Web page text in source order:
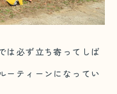
は必ず立ち寄ってしば
ーティーンになってい